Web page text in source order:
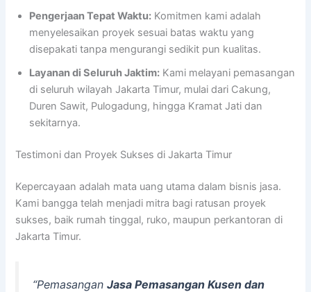
Pengerjaan Tepat Waktu: Komitmen kami adalah
menyelesaikan proyek sesuai batas waktu yang
disepakati tanpa mengurangi sedikit pun kualitas.
Layanan di Seluruh Jaktim: Kami melayani pemasangan
di seluruh wilayah Jakarta Timur, mulai dari Cakung,
Duren Sawit, Pulogadung, hingga Kramat Jati dan
sekitarnya.
Testimoni dan Proyek Sukses di Jakarta Timur
Kepercayaan adalah mata uang utama dalam bisnis jasa.
Kami bangga telah menjadi mitra bagi ratusan proyek
sukses, baik rumah tinggal, ruko, maupun perkantoran di
Jakarta Timur.
“PemasanganJasa Pemasangan Kusen dan